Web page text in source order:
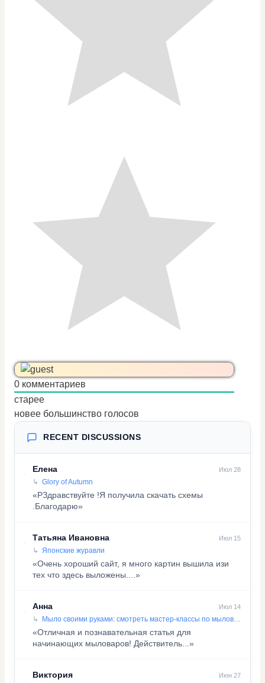
0 комментариев
старее
новее большинство голосов
RECENT DISCUSSIONS
Елена Июл 28
Glory of Autumn
«PЗдравствуйте !Я получила скачать схемы
.Благодарю»
Татьяна Ивановна Июл 15
Японские журавли
«Очень хороший сайт, я много картин вышила изи
тех что здесь выложены....»
Анна Июл 14
Мыло своими руками: смотреть мастер-классы по мыловарению
«Отличная и познавательная статья для
начинающих мыловаров! Действитель...»
Виктория Июн 27